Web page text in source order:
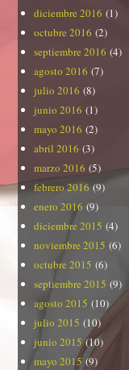
diciembre 2016 (1)
octubre 2016 (2)
septiembre 2016 (4)
agosto 2016 (7)
julio 2016 (8)
junio 2016 (1)
mayo 2016 (2)
abril 2016 (3)
marzo 2016 (5)
febrero 2016 (9)
enero 2016 (9)
diciembre 2015 (4)
noviembre 2015 (6)
octubre 2015 (6)
septiembre 2015 (9)
agosto 2015 (10)
julio 2015 (10)
junio 2015(10)
mayo 2015(9)